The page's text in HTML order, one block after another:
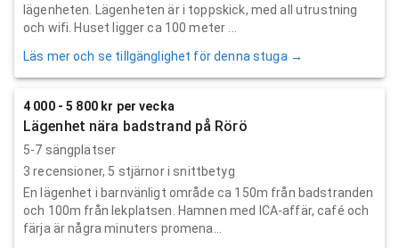
lägenheten. Lägenheten är i toppskick, med all utrustning
och wifi. Huset ligger ca 100 meter ...
Läs mer och se tillgänglighet för denna stuga →
4 000 - 5 800 kr per vecka
Lägenhet nära badstrand på Rörö
5-7 sängplatser
3 recensioner, 5 stjärnor i snittbetyg
En lägenhet i barnvänligt område ca 150m från badstranden
och 100m från lekplatsen. Hamnen med ICA-affär, café och
färja är några minuters promena...